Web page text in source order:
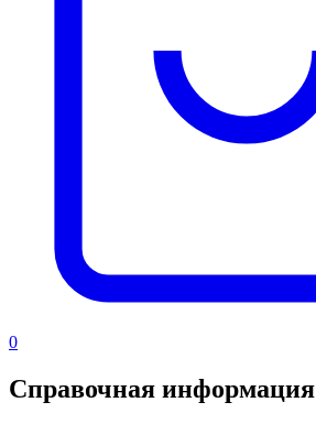
0
Справочная информация